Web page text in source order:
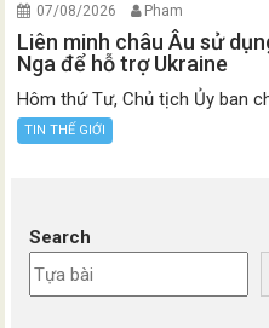
07/08/2026 Pham
Liên minh châu Âu sử
Nga để hỗ trợ Ukraine
Hôm thứ Tư, Chủ tịch Ủy ban
TIN THẾ GIỚI
Search